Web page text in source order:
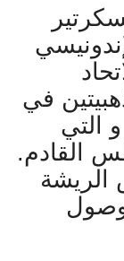
في
دور الألعاب الآسيوية 2018 و التي
القادم.
الريشة